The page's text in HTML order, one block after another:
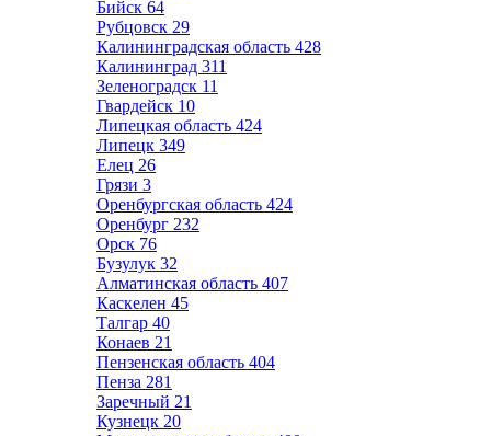
Бийск 64
Рубцовск 29
Калининградская область 428
Калининград 311
Зеленоградск 11
Гвардейск 10
Липецкая область 424
Липецк 349
Елец 26
Грязи 3
Оренбургская область 424
Оренбург 232
Орск 76
Бузулук 32
Алматинская область 407
Каскелен 45
Талгар 40
Конаев 21
Пензенская область 404
Пенза 281
Заречный 21
Кузнецк 20